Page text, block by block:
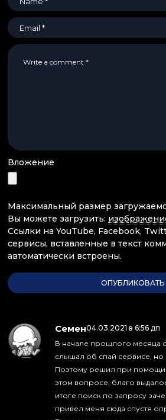
Вложение
Максимальный размер
Вы можете загрузить:
Ссылки на YouTube, Facebook,
сервисы, вставленные в текст
автоматически встроены.
Семен:04.03.2021 в 6:56 дп
В начале прошлого месяца
слышал об спай сервисе,
Поэтому решил при помощи
этом вопросе, благо
итоге поиск по запросу
привел меня сюда спустя